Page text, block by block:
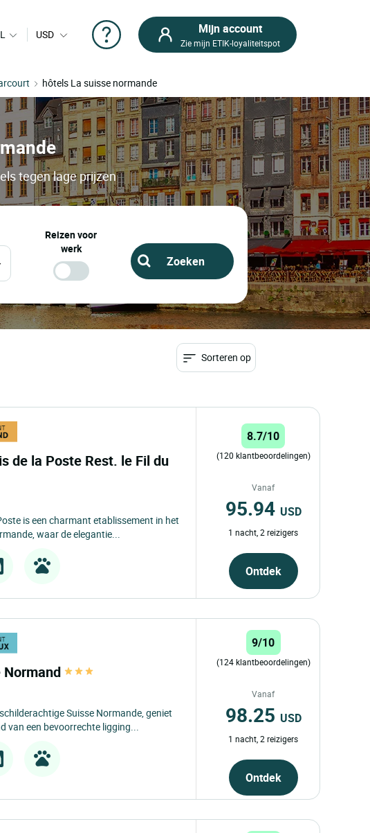
USD Mijn account
Zie mijn ETIK-loyaliteitspot
hôtels La suisse normande
tegen lage prijzen
Reizen voor
werk
Sorteren op
de la Poste Rest. le Fil du
is een charmant etablissement in het
waar de elegantie...
8.7/10
(120 klantbeoordelingen)
Vanaf
95.94 USD
1 nacht, 2 reizigers
Ontdek
Normand
Suisse Normande, geniet
van een bevoorrechte ligging...
9/10
(124 klantbeoordelingen)
Vanaf
98.25 USD
1 nacht, 2 reizigers
Ontdek